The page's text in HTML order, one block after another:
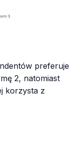
preferuje
2, natomiast
korzysta z